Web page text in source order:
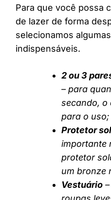
Para que você possa
de lazer de forma
selecionamos
indispensáveis.
2 ou 3
– para
secando, o
para o uso;
Protetor
importante
protetor
um bronze
Vestuário